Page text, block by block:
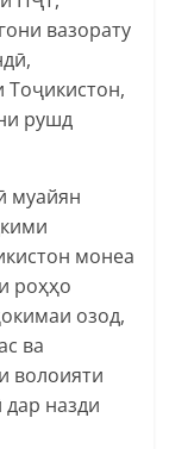
вазорату
рушд
муайян
монеа
роҳҳо
озод,
ва
волоияти
назди